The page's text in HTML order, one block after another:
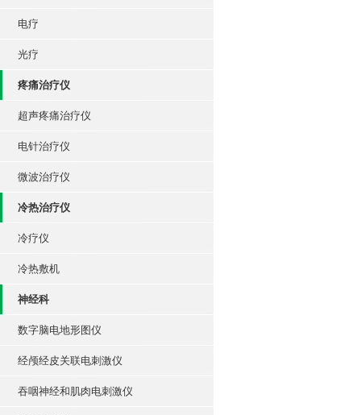
电疗
光疗
疼痛治疗仪
超声疼痛治疗仪
电针治疗仪
微波治疗仪
冷热治疗仪
冷疗仪
冷热敷机
神经科
数字脑电地形图仪
经颅经皮关联电刺激仪
吞咽神经和肌肉电刺激仪